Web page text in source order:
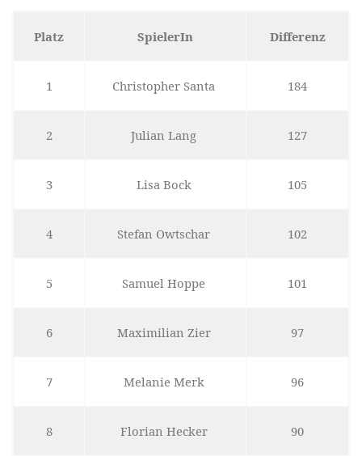
Platz SpielerIn Differenz
1 Christopher Santa 184
2 Julian Lang 127
3 Lisa Bock 105
4 Stefan Owtschar 102
5 Samuel Hoppe 101
6 Maximilian Zier 97
7 Melanie Merk 96
8 Florian Hecker 90